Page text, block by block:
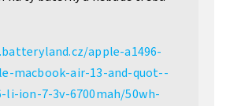
apple-a1496-
macbook-air-13-and-quot--
li-ion-7-3v-6700mah/50wh-